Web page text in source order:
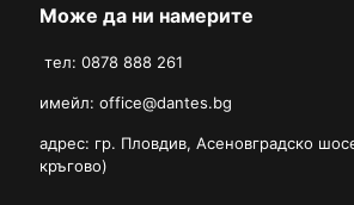
Може да ни намерите
тел: 0878 888 261
имейл: office@dantes.bg
адрес: гр. Пловдив, Асеновградско
кръгово)